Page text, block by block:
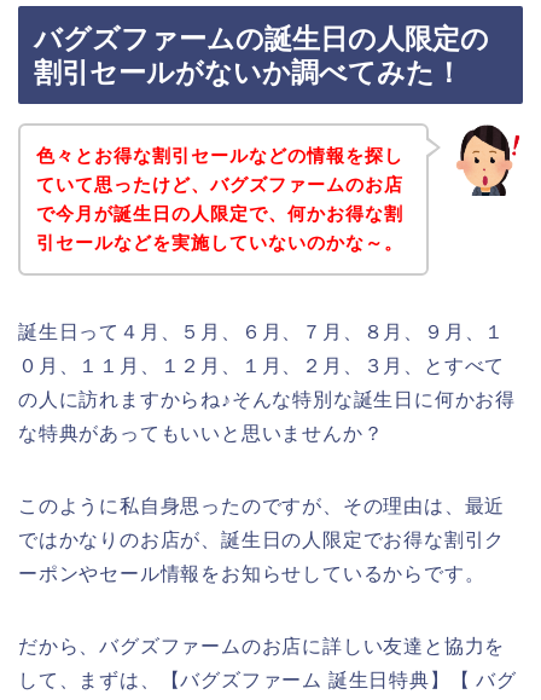
バグズファームの誕生日の人限定の
割引セールがないか調べてみた！
色々とお得な割引セールなどの情報を探し
ていて思ったけど、バグズファームのお店
で今月が誕生日の人限定で、何かお得な割
引セールなどを実施していないのかな～。
誕生日って４月、５月、６月、７月、８月、９月、１
０月、１１月、１２月、１月、２月、３月、とすべて
の人に訪れますからね♪そんな特別な誕生日に何かお得
な特典があってもいいと思いませんか？
このように私自身思ったのですが、その理由は、最近
ではかなりのお店が、誕生日の人限定でお得な割引ク
ーポンやセール情報をお知らせしているからです。
だから、バグズファームのお店に詳しい友達と協力を
して、まずは、【バグズファーム 誕生日特典】【 バグ